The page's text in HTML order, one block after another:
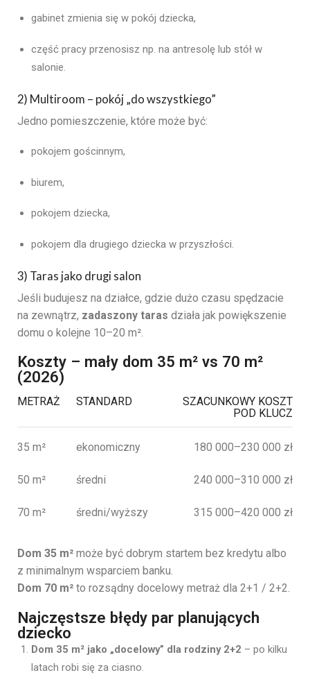
gabinet zmienia się w pokój dziecka,
część pracy przenosisz np. na antresolę lub stół w
salonie.
2) Multiroom – pokój „do wszystkiego”
Jedno pomieszczenie, które może być:
pokojem gościnnym,
biurem,
pokojem dziecka,
pokojem dla drugiego dziecka w przyszłości.
3) Taras jako drugi salon
Jeśli budujesz na działce, gdzie dużo czasu spędzacie
na zewnątrz, zadaszony taras działa jak powiększenie
domu o kolejne 10–20 m².
Koszty – mały dom 35 m² vs 70 m²
(2026)
METRAŻ STANDARD
SZACUNKOWY KOSZT
POD KLUCZ
35 m² ekonomiczny 180 000–230 000 zł
50 m² średni 240 000–310 000 zł
70 m² średni/wyższy 315 000–420 000 zł
Dom 35 m² może być dobrym startem bez kredytu albo
z minimalnym wsparciem banku.
Dom 70 m² to rozsądny docelowy metraż dla 2+1 / 2+2.
Najczęstsze błędy par planujących
dziecko
Dom 35 m² jako „docelowy” dla rodziny 2+2 – po kilku
latach robi się za ciasno.